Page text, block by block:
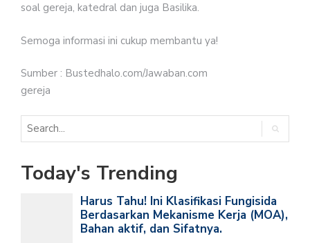
soal gereja, katedral dan juga Basilika.
Semoga informasi ini cukup membantu ya!
Sumber : Bustedhalo.com/Jawaban.com
gereja
Today's Trending